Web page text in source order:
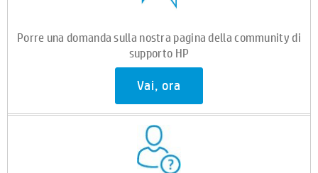
Porre una domanda sulla nostra pagina della community di
supporto HP
Vai, ora